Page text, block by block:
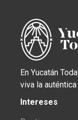
En Yucatán
viva la
Intereses